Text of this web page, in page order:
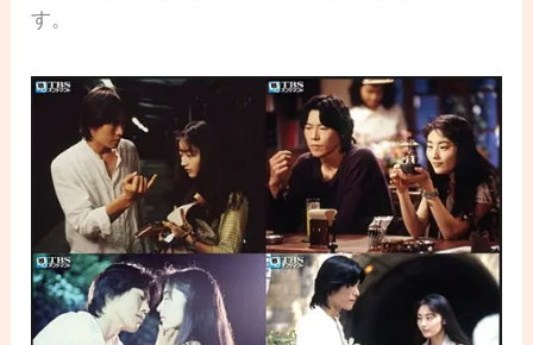
す。